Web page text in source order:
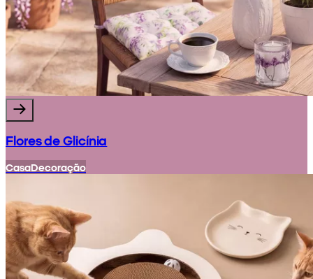
Flores de Glicínia
CasaDecoração